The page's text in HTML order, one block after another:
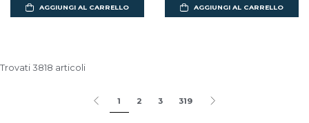
AGGIUNGI AL CARRELLO AGGIUNGI AL CARRELLO
Trovati 3818 articoli
1 2 3 319